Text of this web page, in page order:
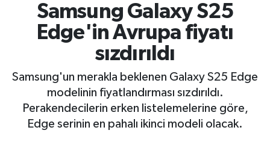
Samsung Galaxy S25
Edge'in Avrupa fiyatı
sızdırıldı
Samsung'un merakla beklenen Galaxy S25 Edge
modelinin fiyatlandırması sızdırıldı.
Perakendecilerin erken listelemelerine göre,
Edge serinin en pahalı ikinci modeli olacak.